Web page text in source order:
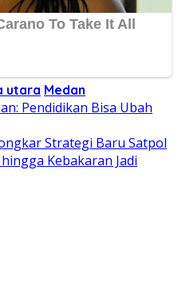
utara Medan
Pendidikan Bisa Ubah
Strategi Baru Satpol
Kebakaran Jadi